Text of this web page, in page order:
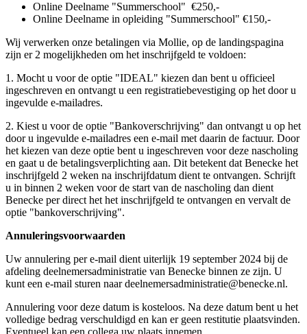
Online Deelname "Summerschool" €250,-
Online Deelname in opleiding "Summerschool" €150,-
Wij verwerken onze betalingen via Mollie, op de landingspagina
zijn er 2 mogelijkheden om het inschrijfgeld te voldoen:
1. Mocht u voor de optie "IDEAL" kiezen dan bent u officieel
ingeschreven en ontvangt u een registratiebevestiging op het door u
ingevulde e-mailadres.
2. Kiest u voor de optie "Bankoverschrijving" dan ontvangt u op het
door u ingevulde e-mailadres een e-mail met daarin de factuur. Door
het kiezen van deze optie bent u ingeschreven voor deze nascholing
en gaat u de betalingsverplichting aan. Dit betekent dat Benecke het
inschrijfgeld 2 weken na inschrijfdatum dient te ontvangen. Schrijft
u in binnen 2 weken voor de start van de nascholing dan dient
Benecke per direct het het inschrijfgeld te ontvangen en vervalt de
optie "bankoverschrijving".
Annuleringsvoorwaarden
Uw annulering per e-mail dient uiterlijk 19 september 2024 bij de
afdeling deelnemersadministratie van Benecke binnen ze zijn. U
kunt een e-mail sturen naar deelnemersadministratie@benecke.nl.
Annulering voor deze datum is kosteloos. Na deze datum bent u het
volledige bedrag verschuldigd en kan er geen restitutie plaatsvinden.
Eventueel kan een collega uw plaats innemen.